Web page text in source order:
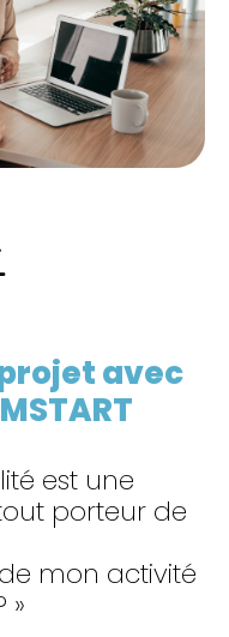
avec
est une
porteur de
mon activité
»